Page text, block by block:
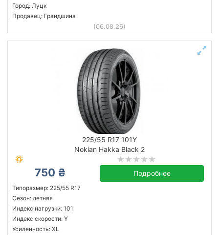
Город: Луцк
Продавец: Грандшина
(06.08.26)
225/55 R17 101Y
Nokian Hakka Black 2
750 ₴ Подробнее
Типоразмер: 225/55 R17
Сезон: летняя
Индекс нагрузки: 101
Индекс скорости: Y
Усиленность: XL